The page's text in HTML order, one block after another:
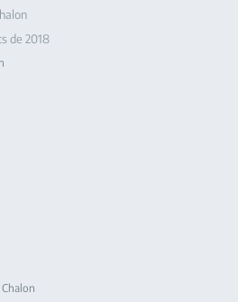
de 2018